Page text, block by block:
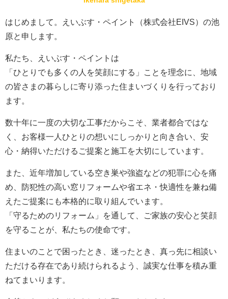
はじめまして。えいぶす・ペイント（株式会社EIVS）の池
原と申します。
私たち、えいぶす・ペイントは
「ひとりでも多くの人を笑顔にする」ことを理念に、地域
の皆さまの暮らしに寄り添った住まいづくりを行っており
ます。
数十年に一度の大切な工事だからこそ、業者都合ではな
く、お客様一人ひとりの想いにしっかりと向き合い、安
心・納得いただけるご提案と施工を大切にしています。
また、近年増加している空き巣や強盗などの犯罪に心を痛
め、防犯性の高い窓リフォームや省エネ・快適性を兼ね備
えたご提案にも本格的に取り組んでいます。
「守るためのリフォーム」を通して、ご家族の安心と笑顔
を守ることが、私たちの使命です。
住まいのことで困ったとき、迷ったとき、真っ先に相談い
ただける存在であり続けられるよう、誠実な仕事を積み重
ねてまいります。